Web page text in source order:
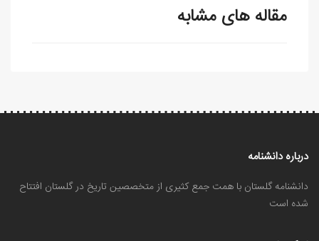
مقاله های مشابه
درباره دانشنامه
دانشنامه گلستان با همت جمع کثیری از متخصصین تاریخ در گلستان افتتاح
شده است